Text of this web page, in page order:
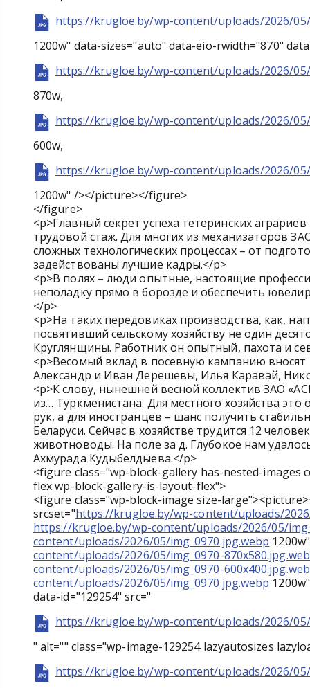
https://krugloe.by/wp-content/uploads/2026/
1200w" data-sizes="auto" data-eio-rwidth="870"
https://krugloe.by/wp-content/uploads/2026/05/
870w,
https://krugloe.by/wp-content/uploads/2026/05/
600w,
https://krugloe.by/wp-content/uploads/2026/
1200w" /></picture></figure>
</figure>
<p>Главный секрет успеха тетеринских
трудовой стаж. Для многих из механизаторов
сложных технологических процессах – от
задействованы лучшие кадры.</p>
<p>В полях – люди опытные, настоящие
неполадку прямо в борозде и обеспечить
</p>
<p>На таких передовиках производства, как,
посвятивший сельскому хозяйству не один
Круглянщины. Работник он опытный, пахота и
<p>Весомый вклад в посевную кампанию
Александр и Иван Дерешевы, Илья Каравай,
<p>К слову, нынешней весной коллектив ЗАО
из… Туркменистана. Для местного хозяйства
рук, а для иностранцев – шанс получить
Беларуси. Сейчас в хозяйстве трудится 12
животноводы. На поле за д. Глубокое нам
Ахмурада Кудыбелдыева.</p>
<figure class="wp-block-gallery has-nested-
flex wp-block-gallery-is-layout-flex">
<figure class="wp-block-image size-
srcset="https://krugloe.by/wp-content/uploads/
https://krugloe.by/wp-content/uploads/2026/05/
content/uploads/2026/05/img_0970.jpg.webp
content/uploads/2026/05/img_0970-
content/uploads/2026/05/img_0970-
content/uploads/2026/05/img_0970.jpg.webp
data-id="129254" src="
https://krugloe.by/wp-content/uploads/2026/05/
" alt="" class="wp-image-129254 lazyautosizes
https://krugloe.by/wp-content/uploads/2026/05/